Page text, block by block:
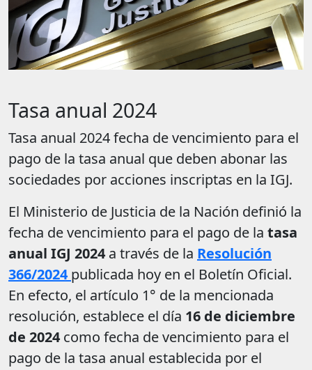
Tasa anual 2024
Tasa anual 2024 fecha de vencimiento para el
pago de la tasa anual que deben abonar las
sociedades por acciones inscriptas en la IGJ.
El Ministerio de Justicia de la Nación definió la
fecha de vencimiento para el pago de la tasa
anual IGJ 2024 a través de la Resolución
366/2024 publicada hoy en el Boletín Oficial.
En efecto, el artículo 1° de la mencionada
resolución, establece el día 16 de diciembre
de 2024 como fecha de vencimiento para el
pago de la tasa anual establecida por el